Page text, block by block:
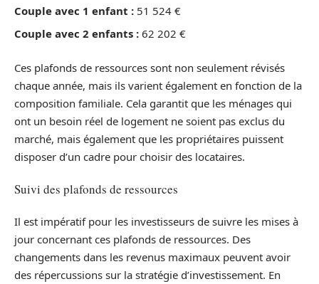
Couple avec 1 enfant : 51 524 €
Couple avec 2 enfants : 62 202 €
Ces plafonds de ressources sont non seulement révisés
chaque année, mais ils varient également en fonction de la
composition familiale. Cela garantit que les ménages qui
ont un besoin réel de logement ne soient pas exclus du
marché, mais également que les propriétaires puissent
disposer d’un cadre pour choisir des locataires.
Suivi des plafonds de ressources
Il est impératif pour les investisseurs de suivre les mises à
jour concernant ces plafonds de ressources. Des
changements dans les revenus maximaux peuvent avoir
des répercussions sur la stratégie d’investissement. En